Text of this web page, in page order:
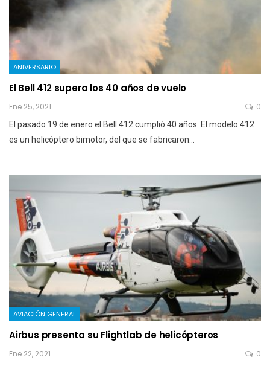
ANIVERSARIO
El Bell 412 supera los 40 años de vuelo
Ene 25, 2021 0
El pasado 19 de enero el Bell 412 cumplió 40 años. El modelo 412
es un helicóptero bimotor, del que se fabricaron…
AVIACIÓN GENERAL
Airbus presenta su Flightlab de helicópteros
Ene 22, 2021 0